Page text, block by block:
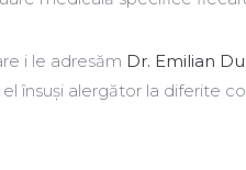
i le adresăm Dr. Emilian
însuși alergător la diferite